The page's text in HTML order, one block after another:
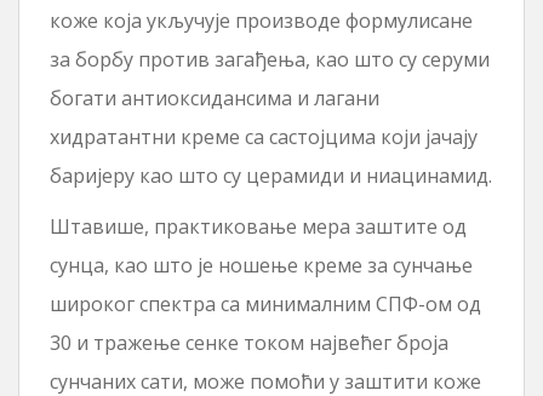
коже која укључује производе формулисане
за борбу против загађења, као што су серуми
богати антиоксидансима и лагани
хидратантни креме са састојцима који јачају
баријеру као што су церамиди и ниацинамид.
Штавише, практиковање мера заштите од
сунца, као што је ношење креме за сунчање
широког спектра са минималним СПФ-ом од
30 и тражење сенке током највећег броја
сунчаних сати, може помоћи у заштити коже